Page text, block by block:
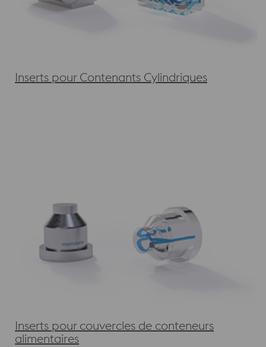
Inserts pour Contenants Cylindriques
Inserts pour couvercles de conteneurs
alimentaires